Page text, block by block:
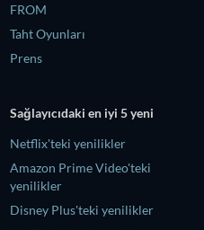
FROM
Taht Oyunları
Prens
Sağlayıcıdaki en iyi 5 yeni
Netflix'teki yenilikler
Amazon Prime Video'teki
yenilikler
Disney Plus'teki yenilikler